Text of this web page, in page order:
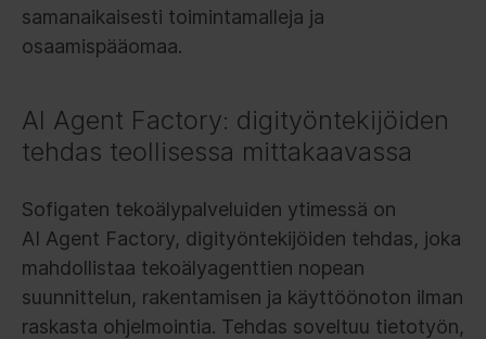
samanaikaisesti toimintamalleja ja
osaamispääomaa.
AI Agent Factory: digityöntekijöiden
tehdas teollisessa mittakaavassa
Sofigaten tekoälypalveluiden ytimessä on
AI Agent Factory, digityöntekijöiden tehdas, joka
mahdollistaa tekoälyagenttien nopean
suunnittelun, rakentamisen ja käyttöönoton ilman
raskasta ohjelmointia. Tehdas soveltuu tietotyön,